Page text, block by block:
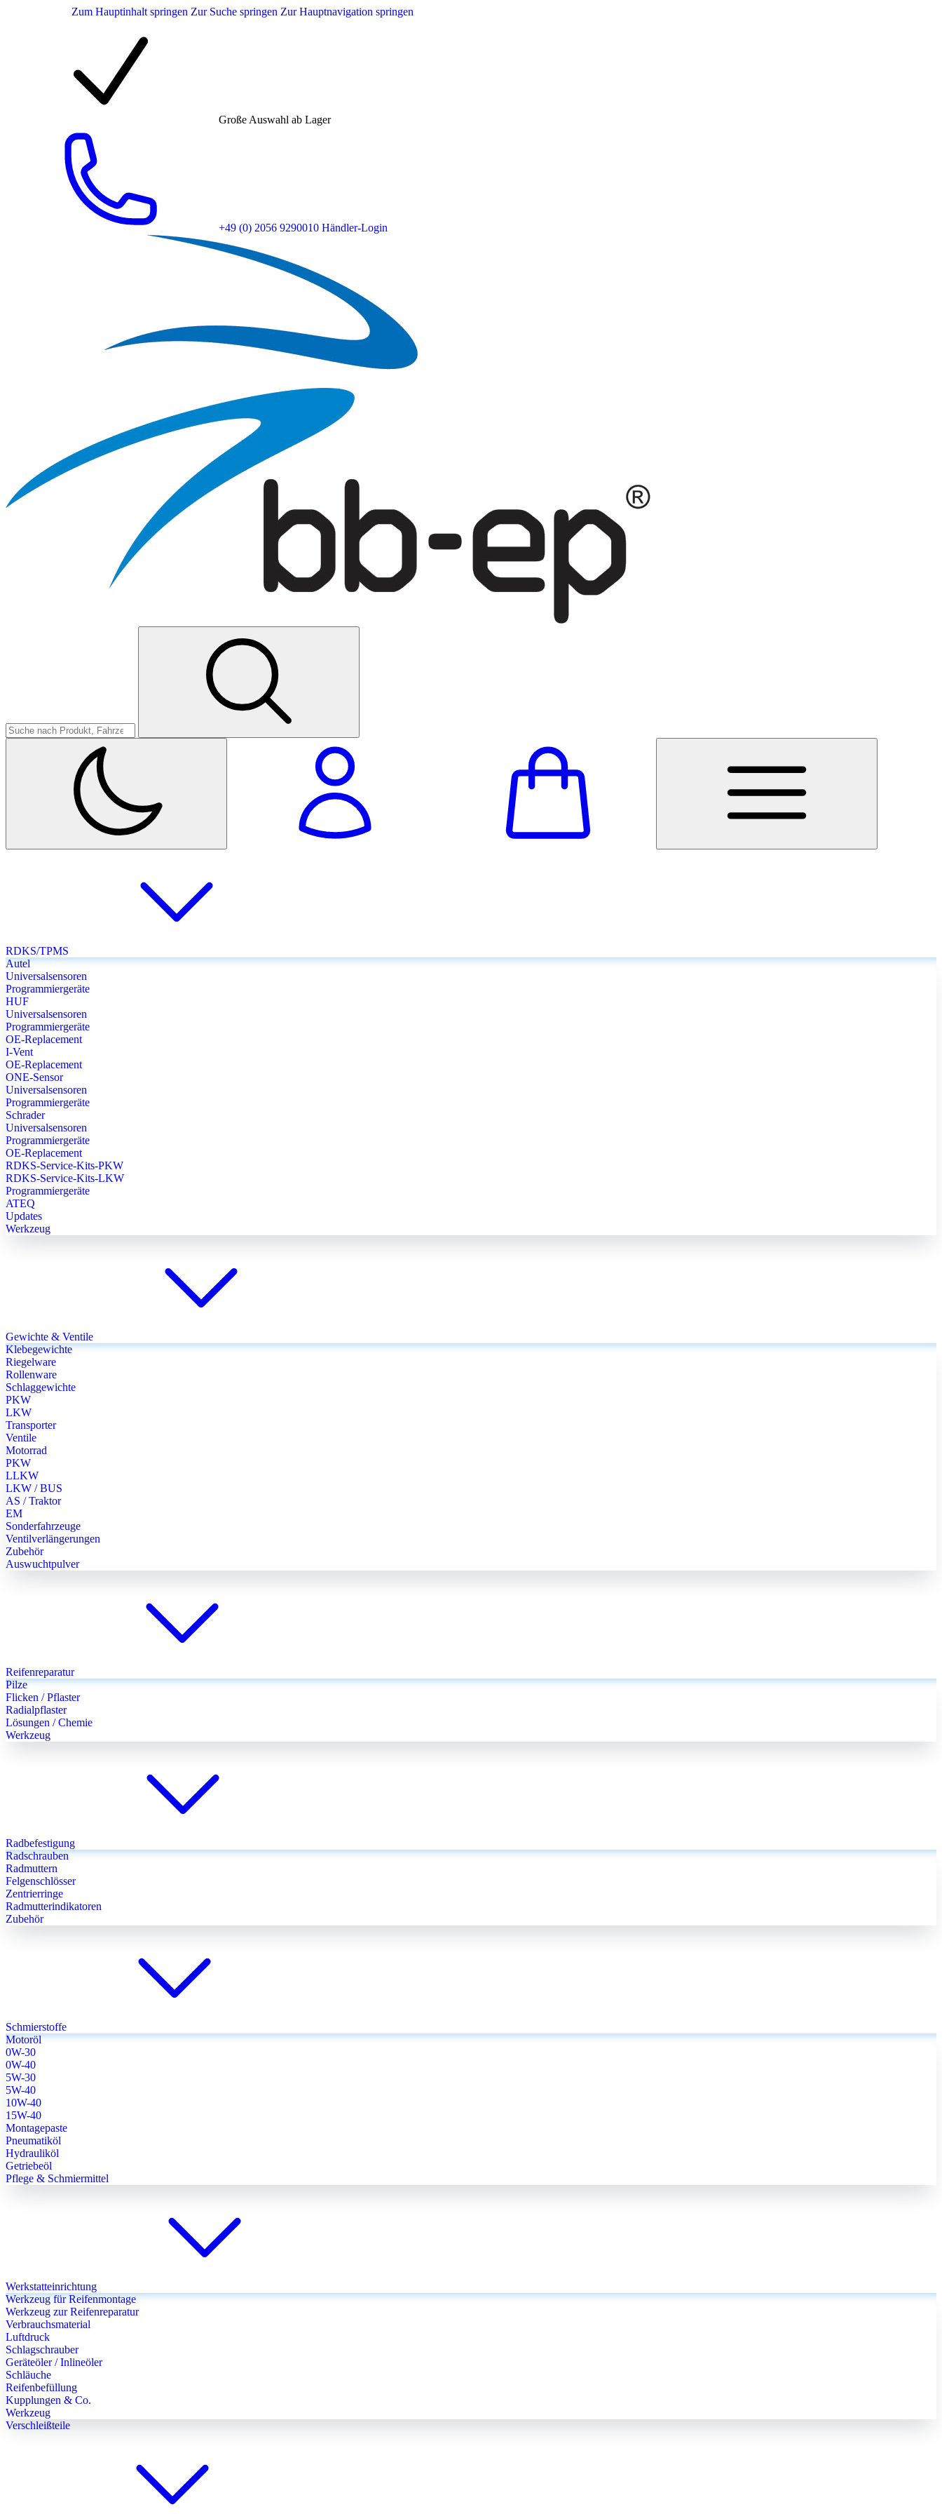
Zum Hauptinhalt springen Zur Suche springen Zur Hauptnavigation springen
Große Auswahl ab Lager
+49 (0) 2056 9290010 Händler-Login
RDKS/TPMS
Autel
Universalsensoren
Programmiergeräte
HUF
Universalsensoren
Programmiergeräte
OE-Replacement
I-Vent
OE-Replacement
ONE-Sensor
Universalsensoren
Programmiergeräte
Schrader
Universalsensoren
Programmiergeräte
OE-Replacement
RDKS-Service-Kits-PKW
RDKS-Service-Kits-LKW
Programmiergeräte
ATEQ
Updates
Werkzeug
Gewichte & Ventile
Klebegewichte
Riegelware
Rollenware
Schlaggewichte
PKW
LKW
Transporter
Ventile
Motorrad
PKW
LLKW
LKW / BUS
AS / Traktor
EM
Sonderfahrzeuge
Ventilverlängerungen
Zubehör
Auswuchtpulver
Reifenreparatur
Pilze
Flicken / Pflaster
Radialpflaster
Lösungen / Chemie
Werkzeug
Radbefestigung
Radschrauben
Radmuttern
Felgenschlösser
Zentrierringe
Radmutterindikatoren
Zubehör
Schmierstoffe
Motoröl
0W-30
0W-40
5W-30
5W-40
10W-40
15W-40
Montagepaste
Pneumatiköl
Hydrauliköl
Getriebeöl
Pflege & Schmiermittel
Werkstatteinrichtung
Werkzeug für Reifenmontage
Werkzeug zur Reifenreparatur
Verbrauchsmaterial
Luftdruck
Schlagschrauber
Geräteöler / Inlineöler
Schläuche
Reifenbefüllung
Kupplungen & Co.
Werkzeug
Verschleißteile